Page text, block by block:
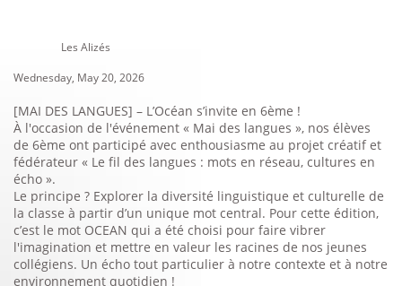
Les Alizés
Wednesday, May 20, 2026
[MAI DES LANGUES] – L’Océan s’invite en 6ème !
À l'occasion de l'événement « Mai des langues », nos élèves
de 6ème ont participé avec enthousiasme au projet créatif et
fédérateur « Le fil des langues : mots en réseau, cultures en
écho ».
Le principe ? Explorer la diversité linguistique et culturelle de
la classe à partir d’un unique mot central. Pour cette édition,
c’est le mot OCEAN qui a été choisi pour faire vibrer
l'imagination et mettre en valeur les racines de nos jeunes
collégiens. Un écho tout particulier à notre contexte et à notre
environnement quotidien !